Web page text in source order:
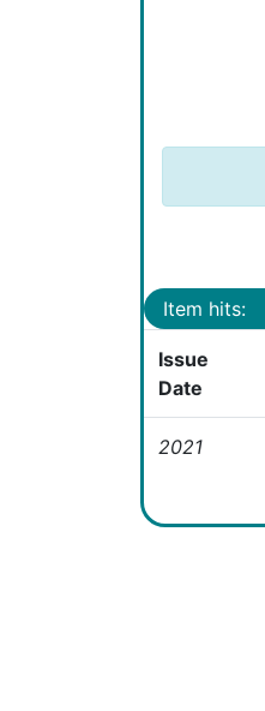
Item hits:
Issue
Date
2021